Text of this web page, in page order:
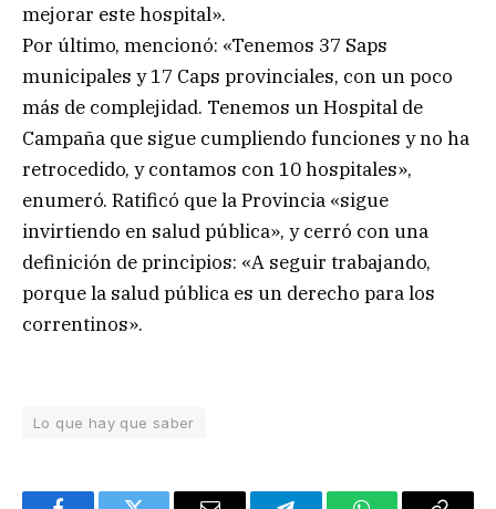
mejorar este hospital».
Por último, mencionó: «Tenemos 37 Saps
municipales y 17 Caps provinciales, con un poco
más de complejidad. Tenemos un Hospital de
Campaña que sigue cumpliendo funciones y no ha
retrocedido, y contamos con 10 hospitales»,
enumeró. Ratificó que la Provincia «sigue
invirtiendo en salud pública», y cerró con una
definición de principios: «A seguir trabajando,
porque la salud pública es un derecho para los
correntinos».
Lo que hay que saber